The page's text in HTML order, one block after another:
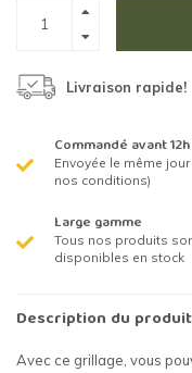
Livraison rapide!
Commandé avant
Envoyée le même
nos conditions)
Large gamme
Tous nos produits
disponibles en stock
Description du produit
Avec ce grillage, vous